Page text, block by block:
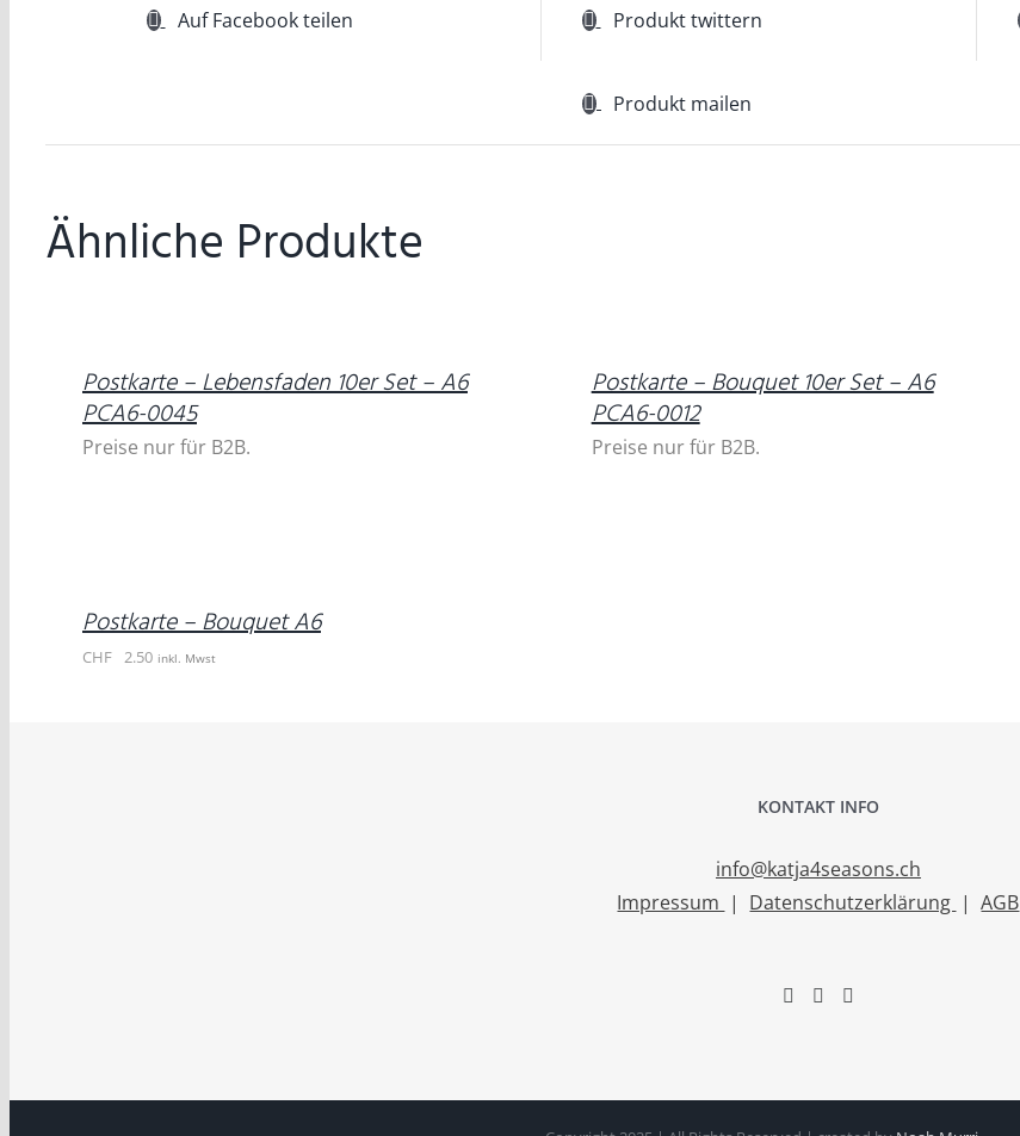
Auf Facebook teilen Produkt twittern
Produkt mailen
Ähnliche Produkte
Postkarte – Lebensfaden 10er Set – A6
PCA6-0045
Preise nur für B2B.
Postkarte – Bouquet 10er Set – A6
PCA6-0012
Preise nur für B2B.
Postkarte – Bouquet A6
CHF 2.50 inkl. Mwst
KONTAKT INFO
info@katja4seasons.ch
Impressum | Datenschutzerklärung |AGB